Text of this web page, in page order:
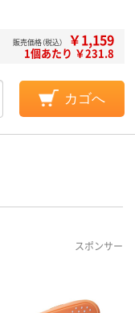
販売価格（税込） ￥1,159
1個あたり ￥231.8
カゴへ
スポンサー